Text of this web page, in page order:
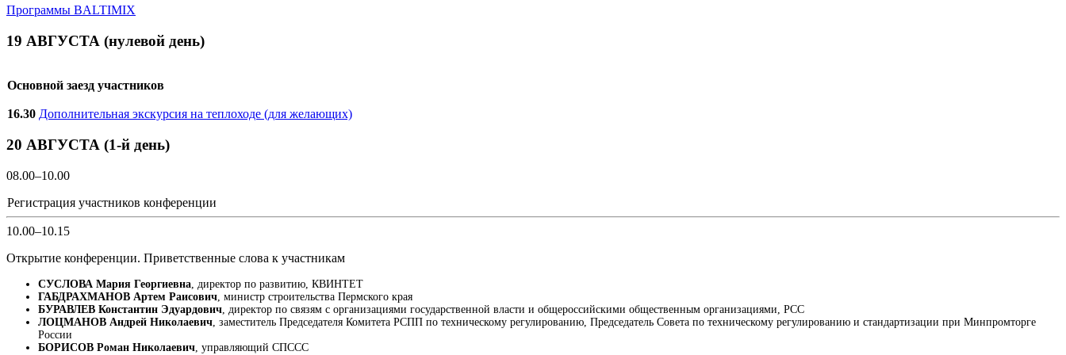
Программы BALTIMIX
19 АВГУСТА (нулевой день)
Основной заезд участников
16.30 Дополнительная экскурсия на теплоходе (для желающих)
20 АВГУСТА (1-й день)
08.00–10.00
Регистрация участников конференции
10.00–10.15
Открытие конференции. Приветственные слова к участникам
СУСЛОВА Мария Георгиевна , директор по развитию, КВИНТЕТ
ГАБДРАХМАНОВ Артем Раисович , министр строительства Пермского края
БУРАВЛЕВ Константин Эдуардович , директор по связям с организациями государственной власти и общероссийскими общественным организациями, РСС
ЛОЦМАНОВ Андрей Николаевич , заместитель Председателя Комитета РСПП по техническому регулированию, Председатель Совета по техническому регулированию и стандартизации при Минпромторге
России
БОРИСОВ Роман Николаевич , управляющий СПССС